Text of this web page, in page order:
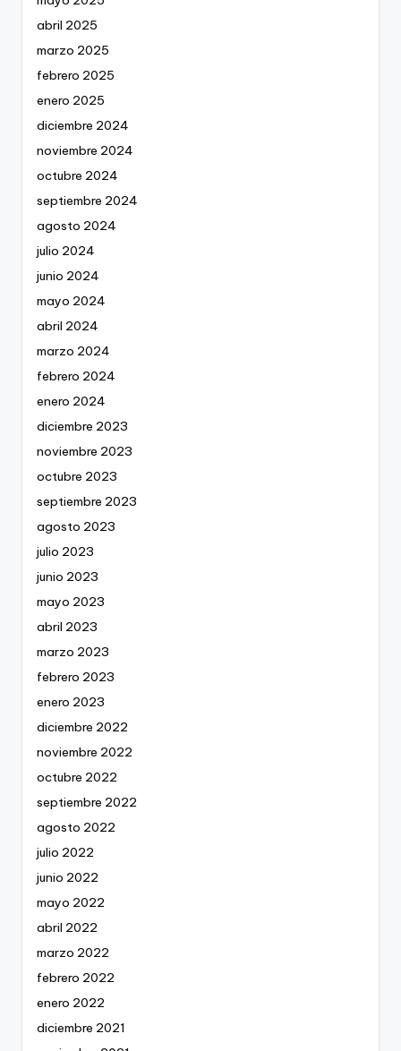
abril 2025
marzo 2025
febrero 2025
enero 2025
diciembre 2024
noviembre 2024
octubre 2024
septiembre 2024
agosto 2024
julio 2024
junio 2024
mayo 2024
abril 2024
marzo 2024
febrero 2024
enero 2024
diciembre 2023
noviembre 2023
octubre 2023
septiembre 2023
agosto 2023
julio 2023
junio 2023
mayo 2023
abril 2023
marzo 2023
febrero 2023
enero 2023
diciembre 2022
noviembre 2022
octubre 2022
septiembre 2022
agosto 2022
julio 2022
junio 2022
mayo 2022
abril 2022
marzo 2022
febrero 2022
enero 2022
diciembre 2021